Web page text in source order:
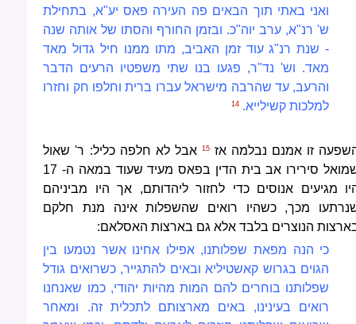
ואני באתי תוך הבאים פה העירה פאס יע"א, בתחילת
ש' רנ"א, ערב יוה"כ. ובזמן החורף והסתו של אותה שנה
- שנת רנ"ג עוד זמן האביב, מתו ממנו חיל גדול מאד
מאד. וש' נד"ר, פגעו בנו שתי משפטיו הרעים הדבר
והרעב, עד שהרבה מישראל עברו ברית וחלפו חק וחזרו
למלכות קשילייא. 14
זו אמנם נבלמה אז15 אבל לא חלפה כליל: ר' שאול
שמואל סירירו אב בית הדין בפאס מעיד שעוד במאה ה- 17
מגיעים אנוסים כדי לחזור ליהדותם, אך היו מביניהם
מכך, כשהיו רואים שהשפלות אינה מנת חלקם
הנוצרים בלבד אלא גם בארצות האסלאם:
כי הנה מפאת שפלותנו, אפילו אחינו אשר נטמעו בין
הגוים בגרוש קאשטיליא ובאים להתגייר, כשרואים גודל
שפלותנו בוחרים להם המות מהיות יהודי, כמו שאנחנו
רואים בעינינו, באים מארצותם לתכלית זה. ומאחר